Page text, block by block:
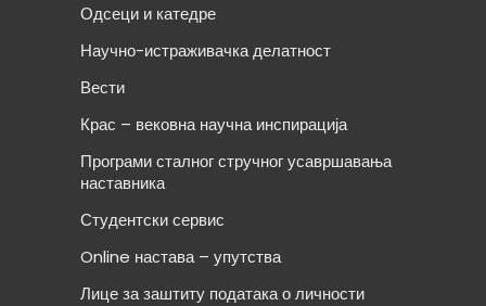
Одсеци и катедре
Научно-истраживачка делатност
Вести
Крас – вековна научна инспирација
Програми сталног стручног усавршавања
наставника
Студентски сервис
Online настава – упутства
Лице за заштиту података о личности